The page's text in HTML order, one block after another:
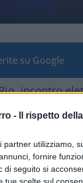
- Il rispetto
partner utilizziamo,
fornire
di seguito si
tue scelte sul
su Google
incontro
presidenza e
(nella foto,
in Brasile
Leonardo
molti altri